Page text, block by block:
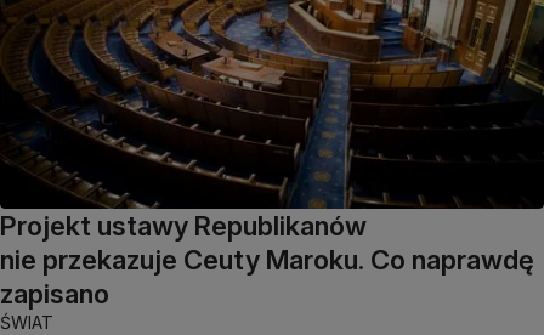
Projekt ustawy Republikanów
nie przekazuje Ceuty Maroku. Co naprawdę
zapisano
ŚWIAT